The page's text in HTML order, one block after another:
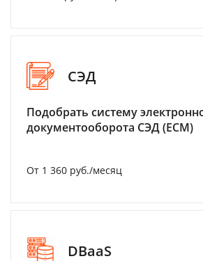
СЭД
Подобрать систему
документооборота СЭД (ECM)
От 1 360 руб./месяц
DBaaS